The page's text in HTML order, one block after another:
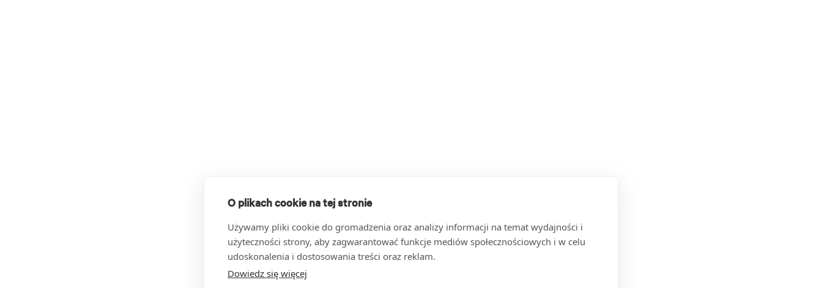
O plikach cookie na tej stronie
Używamy pliki cookie do gromadzenia oraz analizy informacji na temat wydajności i
użyteczności strony, aby zagwarantować funkcje mediów społecznościowych i w celu
udoskonalenia i dostosowania treści oraz reklam.
Dowiedz się więcej